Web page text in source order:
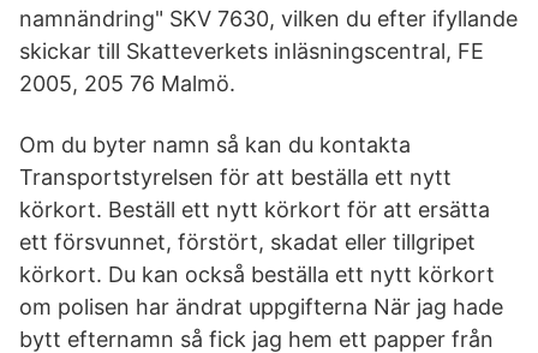
namnändring" SKV 7630, vilken du efter ifyllande
skickar till Skatteverkets inläsningscentral, FE
2005, 205 76 Malmö.
Om du byter namn så kan du kontakta
Transportstyrelsen för att beställa ett nytt
körkort. Beställ ett nytt körkort för att ersätta
ett försvunnet, förstört, skadat eller tillgripet
körkort. Du kan också beställa ett nytt körkort
om polisen har ändrat uppgifterna När jag hade
bytt efternamn så fick jag hem ett papper från